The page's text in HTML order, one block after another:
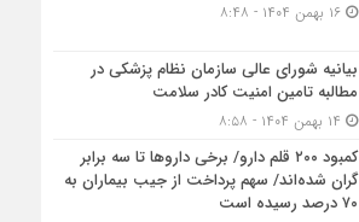
۱۶ بهمن ۱۴۰۴ - ۸:۴۸
بیانیه شورای عالی سازمان نظام پزشکی در
مطالبه تامین امنیت کادر سلامت
کمبود ۲۰۰ قلم دارو/ برخی داروها تا سه برابر
گران شده‌اند/ سهم پرداخت از جیب بیماران به
۷۰ درصد رسیده است